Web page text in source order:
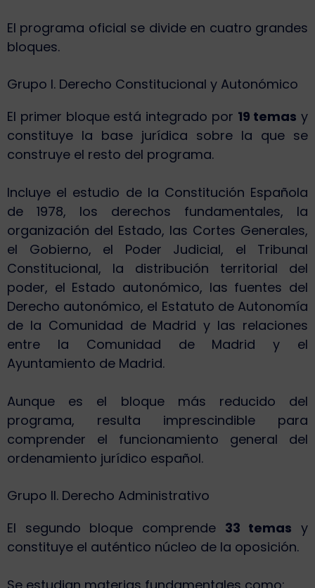
El programa oficial se divide en cuatro grandes
bloques.
Grupo I. Derecho Constitucional y Autonómico
El primer bloque está integrado por 19 temas y
constituye la base jurídica sobre la que se
construye el resto del programa.
Incluye el estudio de la Constitución Española
de 1978, los derechos fundamentales, la
organización del Estado, las Cortes Generales,
el Gobierno, el Poder Judicial, el Tribunal
Constitucional, la distribución territorial del
poder, el Estado autonómico, las fuentes del
Derecho autonómico, el Estatuto de Autonomía
de la Comunidad de Madrid y las relaciones
entre la Comunidad de Madrid y el
Ayuntamiento de Madrid.
Aunque es el bloque más reducido del
programa, resulta imprescindible para
comprender el funcionamiento general del
ordenamiento jurídico español.
Grupo II. Derecho Administrativo
El segundo bloque comprende 33 temas y
constituye el auténtico núcleo de la oposición.